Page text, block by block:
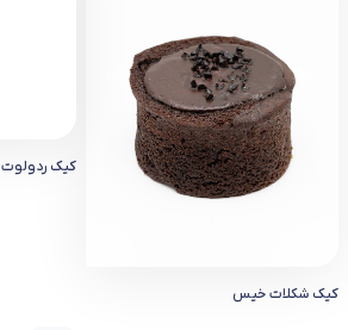
کیک شکلات خیس
کیک ردولوت